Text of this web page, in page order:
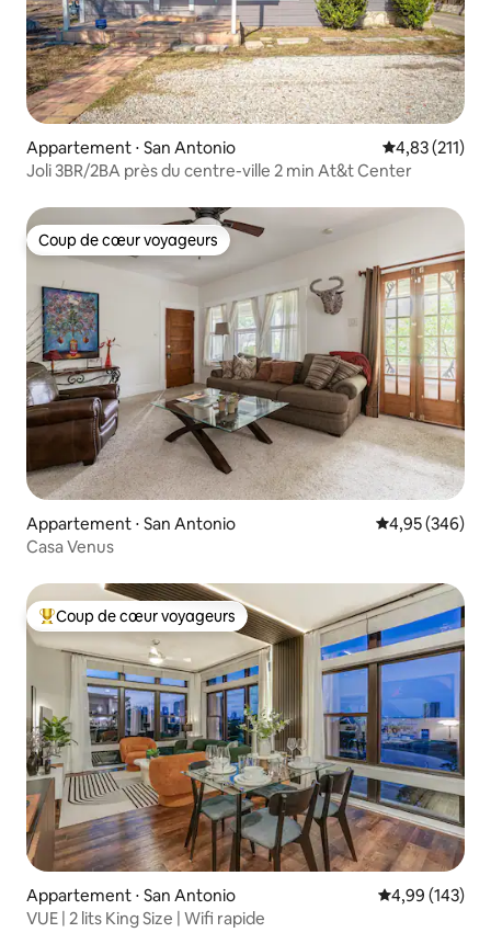
Appartement ⋅ San Antonio Évaluation
4,83 (211)
Joli 3BR/2BA près du centre-ville 2 min At&t Center
Coup de cœur voyageurs
Coup de cœur voyageurs
Appartement ⋅ San Antonio Évaluation
4,95 (346)
Casa Venus
Coups de cœur voyageurs les plus appréciés
Coup de cœur voyageurs
Appartement ⋅ San Antonio Évaluation
4,99 (143)
VUE | 2 lits King Size | Wifi rapide